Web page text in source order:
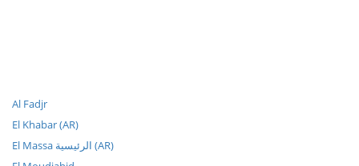
Al Fadjr
El Khabar (AR)
El Massa الرئيسية (AR)